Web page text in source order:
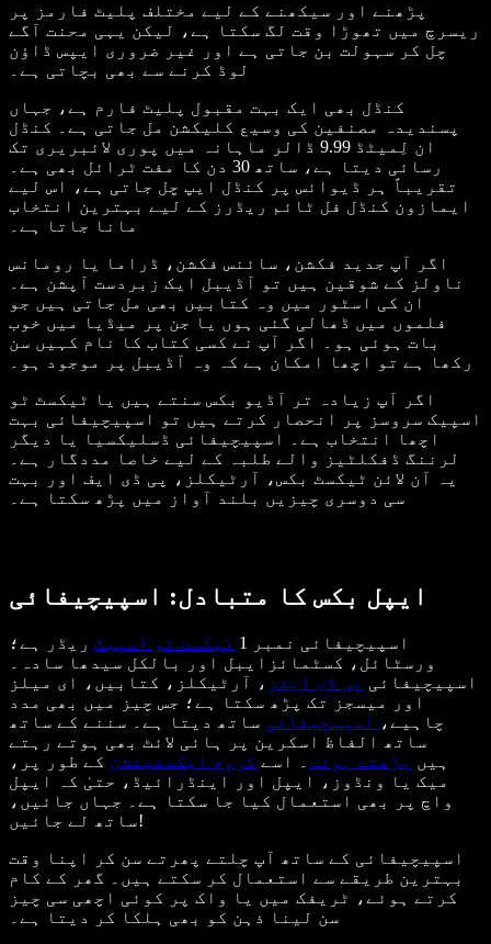
پڑھنے اور سیکھنے کے لیے مختلف پلیٹ فارمز پر
ریسرچ میں تھوڑا وقت لگ سکتا ہے، لیکن یہی محنت آگے
چل کر سہولت بن جاتی ہے اور غیر ضروری ایپس ڈاؤن
لوڈ کرنے سے بھی بچاتی ہے۔
کنڈل بھی ایک بہت مقبول پلیٹ فارم ہے، جہاں
پسندیدہ مصنفین کی وسیع کلیکشن مل جاتی ہے۔ کنڈل
ان لِمیٹڈ 9.99 ڈالر ماہانہ میں پوری لائبریری تک
رسائی دیتا ہے، ساتھ 30 دن کا مفت ٹرائل بھی ہے۔
تقریباً ہر ڈیوائس پر کنڈل ایپ چل جاتی ہے، اس لیے
ایمازون کنڈل فل ٹائم ریڈرز کے لیے بہترین انتخاب
مانا جاتا ہے۔
اگر آپ جدید فکشن، سائنس فکشن، ڈراما یا رومانس
ناولز کے شوقین ہیں تو آڈیبل ایک زبردست آپشن ہے۔
ان کی اسٹور میں وہ کتابیں بھی مل جاتی ہیں جو
فلموں میں ڈھالی گئی ہوں یا جن پر میڈیا میں خوب
بات ہوئی ہو۔ اگر آپ نے کسی کتاب کا نام کہیں سن
رکھا ہے تو اچھا امکان ہے کہ وہ آڈیبل پر موجود ہو۔
اگر آپ زیادہ تر آڈیو بکس سنتے ہیں یا ٹیکسٹ ٹو
اسپیک سروسز پر انحصار کرتے ہیں تو اسپیچیفائی بہت
اچھا انتخاب ہے۔ اسپیچیفائی ڈسلیکسیا یا دیگر
لرننگ ڈفکلٹیز والے طلبہ کے لیے خاصا مددگار ہے۔
یہ آن لائن ٹیکسٹ بکس، آرٹیکلز، پی ڈی ایف اور بہت
سی دوسری چیزیں بلند آواز میں پڑھ سکتا ہے۔
ایپل بکس کا متبادل: اسپیچیفائی
اسپیچیفائی نمبر 1 ٹیکسٹ ٹو اسپیک ریڈر ہے؛
ورسٹائل، کسٹمائزایبل اور بالکل سیدھا سادہ۔
اسپیچیفائی پی ڈی ایفز ، آرٹیکلز، کتابیں، ای میلز
اور میسجز تک پڑھ سکتا ہے؛ جس چیز میں بھی مدد
چاہیے،
اسپیچیفائی ساتھ دیتا ہے۔ سننے کے ساتھ
ساتھ الفاظ اسکرین پر ہائی لائٹ بھی ہوتے رہتے
ہیں پڑھتے ہوئے ۔ اسے کروم ایکسٹینشن کے طور پر،
میک یا ونڈوز، ایپل اور اینڈرائیڈ، حتیٰ کہ ایپل
واچ پر بھی استعمال کیا جا سکتا ہے۔ جہاں جائیں،
ساتھ لے جائیں!
اسپیچیفائی کے ساتھ آپ چلتے پھرتے سن کر اپنا وقت
بہترین طریقے سے استعمال کر سکتے ہیں۔ گھر کے کام
کرتے ہوئے، ٹریفک میں یا واک پر کوئی اچھی سی چیز
سن لینا ذہن کو بھی ہلکا کر دیتا ہے۔